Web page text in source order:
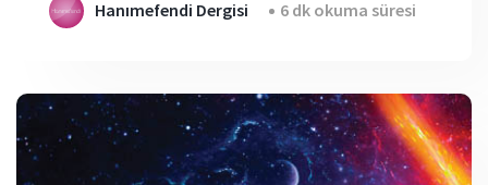
Hanımefendi Dergisi 6 dk okuma süresi